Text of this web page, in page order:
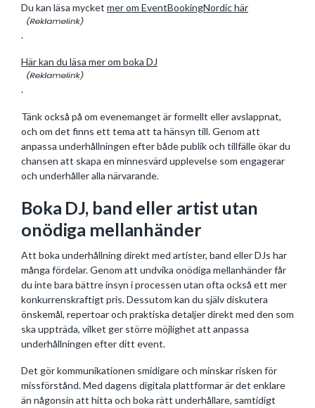
Du kan läsa mycket mer om EventBookingNordic här
.
Här kan du läsa mer om boka DJ
.
Tänk också på om evenemanget är formellt eller avslappnat,
och om det finns ett tema att ta hänsyn till. Genom att
anpassa underhållningen efter både publik och tillfälle ökar du
chansen att skapa en minnesvärd upplevelse som engagerar
och underhåller alla närvarande.
Boka DJ, band eller artist utan
onödiga mellanhänder
Att boka underhållning direkt med artister, band eller DJs har
många fördelar. Genom att undvika onödiga mellanhänder får
du inte bara bättre insyn i processen utan ofta också ett mer
konkurrenskraftigt pris. Dessutom kan du själv diskutera
önskemål, repertoar och praktiska detaljer direkt med den som
ska uppträda, vilket ger större möjlighet att anpassa
underhållningen efter ditt event.
Det gör kommunikationen smidigare och minskar risken för
missförstånd. Med dagens digitala plattformar är det enklare
än någonsin att hitta och boka rätt underhållare, samtidigt